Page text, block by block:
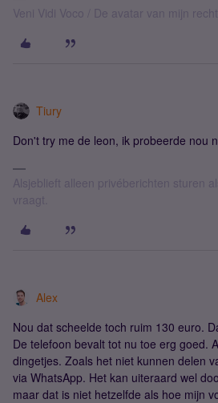
Veni Vidi Voco / De avatar van mijn
Tiury
Don't try me de leon, ik probeerde nou
Alsjeblieft alleen privéberichten sturen
vraagt.
Alex
Nou dat scheelde toch ruim 130 euro.
De telefoon bevalt tot nu toe erg goed.
dingetjes. Zoals het niet kunnen delen
via WhatsApp. Het kan uiteraard wel
maar dat is niet hetzelfde als hoe mijn